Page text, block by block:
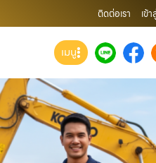
ติดต่อเรา เข้
เมนู